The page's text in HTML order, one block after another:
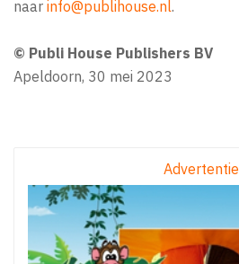
naar info@publihouse.nl.
© Publi House Publishers BV
Apeldoorn, 30 mei 2023
Advertentie